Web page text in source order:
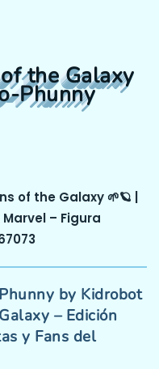
the Galaxy
Phunny
of the Galaxy 🌱🪐 |
– Figura
by Kidrobot
– Edición
y Fans del